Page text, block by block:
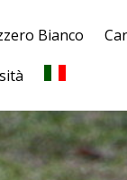
Bianco